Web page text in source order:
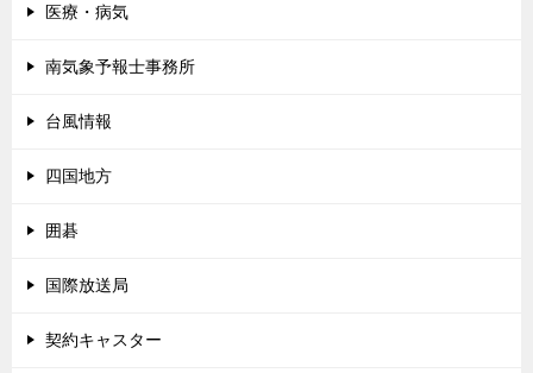
医療・病気
南気象予報士事務所
台風情報
四国地方
囲碁
国際放送局
契約キャスター